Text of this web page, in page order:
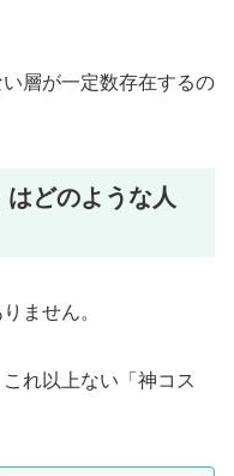
層が一定数存在するの
どのような人
ません。
れ以上ない「神コス